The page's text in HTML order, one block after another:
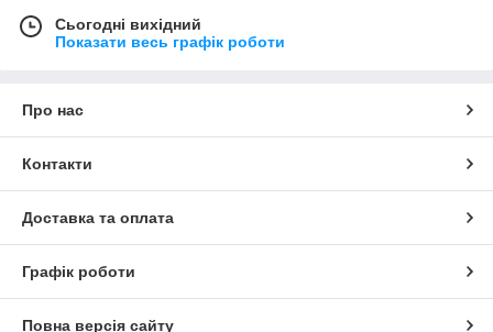
Сьогодні вихідний
Показати весь графік роботи
Про нас
Контакти
Доставка та оплата
Графік роботи
Повна версія сайту